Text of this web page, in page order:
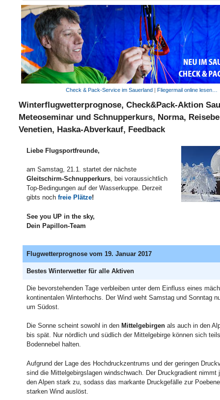
Check & Pack-Service im Sauerland| Fliegermail online lesen…
Winterflugwetterprognose, Check&Pack-Aktion
Meteoseminar und Schnupperkurs, Norma,
Venetien, Haska-Abverkauf, Feedback
Liebe Flugsportfreunde,
am Samstag, 21.1. startet der nächste
Gleitschirm-Schnupperkurs, bei voraussichtlich
Top-Bedingungen auf der Wasserkuppe. Derzeit
gibts noch freie Plätze!
See you UP in the sky,
Dein Papillon-Team
Flugwetterprognose vom 19. Januar 2017
Bestes Winterwetter für alle Aktiven
Die bevorstehenden Tage verbleiben unter dem Einfluss eines
kontinentalen Winterhochs. Der Wind weht Samstag und Sonntag
um Südost.
Die Sonne scheint sowohl in den Mittelgebirgen als auch in den
bis spät. Nur nördlich und südlich der Mittelgebirge können sich
Bodennebel halten.
Aufgrund der Lage des Hochdruckzentrums und der geringen
sind die Mittelgebirgslagen windschwach. Der Druckgradient nimmt
den Alpen stark zu, sodass das markante Druckgefälle zur
starken Wind auslöst.